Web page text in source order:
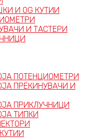
И OG КУТИИ
И ТАСТЕРИ
ПОТЕНЦИОМЕТРИ
ПРЕКИНУВАЧИ И
ПРИКЛУЧНИЦИ
ТИПКИ